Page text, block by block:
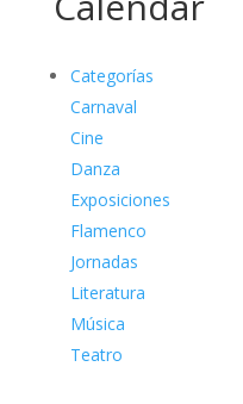
Categorías
Carnaval
Cine
Danza
Exposiciones
Flamenco
Jornadas
Literatura
Música
Teatro